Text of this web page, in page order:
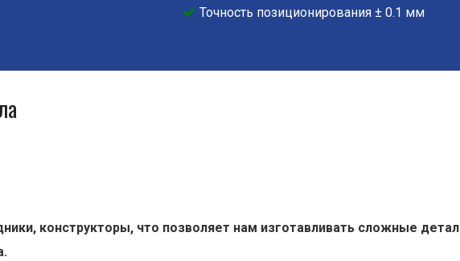
Точность позиционирования ± 0.1 мм
конструкторы, что позволяет нам изготавливать сложные